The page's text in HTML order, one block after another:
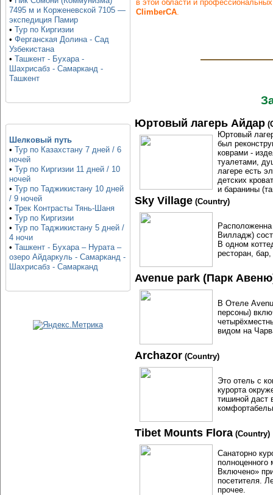
7495 м и Корженевской 7105 —
экспедиция Памир
• Тур по Киргизии
• Ферганская Долина - Сад
Узбекистана
• Ташкент - Бухара -
Шахрисабз - Самарканд -
Ташкент
Шелковый путь
• Тур по Казахстану 7 дней / 6
ночей
• Тур по Киргизии 11 дней / 10
ночей
• Тур по Таджикистану 10 дней
/ 9 ночей
• Трек Контрасты Тянь-Шаня
• Тур по Киргизии
• Тур по Таджикистану 5 дней /
4 ночи
• Ташкент - Бухара – Нурата –
озеро Айдаркуль - Самарканд -
Шахрисабз - Самарканд
в этой области и
ClimberCA.
Юртовый лагерь Айдар
Юртовый
был
коврами -
туалетами,
лагере есть
детских
и баранины
Sky Village (Country)
Вилладж)
В одном
ресторан,
Avenue park (Парк
В Отеле
персоны)
видом на
Archazor (Country)
Это отель с
курорта
тишиной даст
Tibet Mounts Flora (Country)
Санаторно
Включено»
посетителя.
прочее.